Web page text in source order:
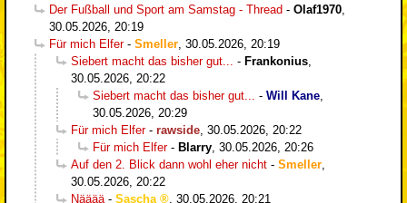
Der Fußball und Sport am Samstag - Thread - Olaf1970
30.05.2026, 20:19
Für mich Elfer- Smeller 30.05.2026, 20:19
Siebert macht das bisher gut...
- Frankonius
30.05.2026, 20:22
Siebert macht das bisher gut...
- Will Kane
30.05.2026, 20:29
Für mich Elfer- rawside 30.05.2026, 20:22
Für mich Elfer- Blarry 30.05.2026, 20:26
Auf den 2. Blick dann wohl eher nicht - Smeller
30.05.2026, 20:22
Nääää - Sascha
30.05.2026, 20:21